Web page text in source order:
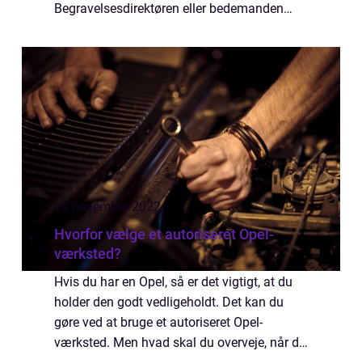
Begravelsesdirektøren eller bedemanden
planlægge og gennemføre en meningsfuld
afskedsceremon...
16 november 2022
Hvorfor vælge et autoriseret Opel-
værksted?
Hvis du har en Opel, så er det vigtigt, at du
holder den godt vedligeholdt. Det kan du
gøre ved at bruge et autoriseret Opel-
værksted. Men hvad skal du overveje, når du